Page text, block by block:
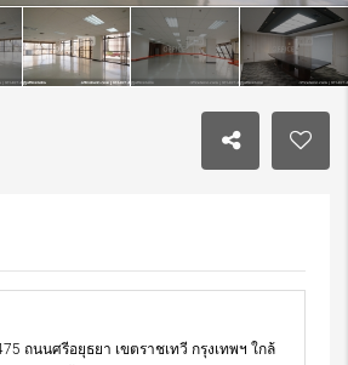
ถนนศรีอยุธยา เขตราชเทวี กรุงเทพฯ ใกล้